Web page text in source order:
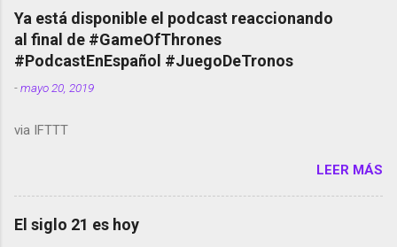
copyright en Instagram Música y vídeo selfies en la
red social Riddley Scott saca a Kevin Spacey de su
película Francisco regaña a los que usan el
smartphone en sus misas La serie de la Tierra
Media GoBee - StartUp de bicicletas de alquiler
Live Photos en Google Photos Llegando Partimos
Dictados en Android El tamaño y su importancia...
Ya está disponible el podcast reaccionando
al final de #GameOfThrones
#PodcastEnEspañol #JuegoDeTronos
-mayo 20, 2019
via IFTTT
LEER MÁS
El siglo 21 es hoy